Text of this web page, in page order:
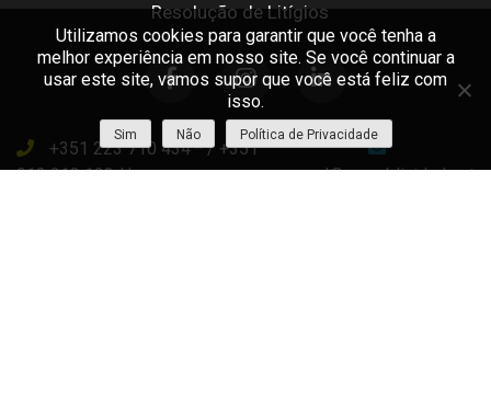
Resolução de Litígios
+351 223 710 434 / +351
912 213 122
geral@ampublicidade.pt
Utilizamos cookies para garantir que você tenha a
melhor experiência em nosso site. Se você continuar a
usar este site, vamos supor que você está feliz com
isso.
Sim Não Política de Privacidade